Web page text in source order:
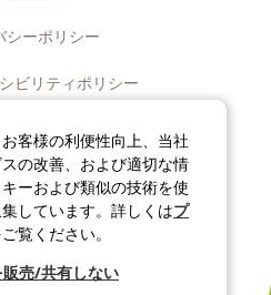
シーポリシー
ビリティポリシー
ジャーポリシー
ディアポリシー
トマップ
All rights reserved.
客様の利便性向上、当社
の改善、および適切な情
ーおよび類似の技術を使
しています。詳しくはプ
覧ください。
売/共有しない